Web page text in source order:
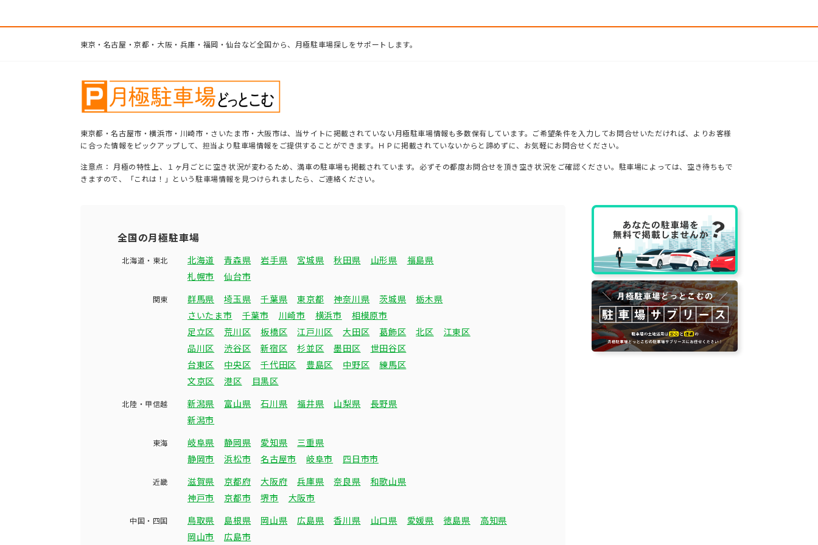
東京・名古屋・京都・大阪・兵庫・福岡・仙台など全国から、月極駐車場探しをサポートします。
東京都・名古屋市・横浜市・川崎市・さいたま市・大阪市は、当サイトに掲載されていない月極駐車場情報も多数保有しています。ご希望条件を入力してお問合せいただければ、よりお客様
に合った情報をピックアップして、担当より駐車場情報をご提供することができます。ＨＰに掲載されていないからと諦めずに、お気軽にお問合せください。
注意点： 月極の特性上、１ヶ月ごとに空き状況が変わるため、満車の駐車場も掲載されています。必ずその都度お問合せを頂き空き状況をご確認ください。駐車場によっては、空き待ちもで
きますので、「これは！」という駐車場情報を見つけられましたら、ご連絡ください。
全国の月極駐車場
北海道・東北 北海道 青森県 岩手県 宮城県 秋田県 山形県
福島県
札幌市
仙台市
関東 群馬県 埼玉県 千葉県 東京都 神奈川県 茨城県
栃木県
さいたま市
千葉市 川崎市 横浜市
相模原市
足立区
荒川区 板橋区 江戸川区 大田区 葛飾区 北区
江東区
品川区
渋谷区 新宿区 杉並区 墨田区
世田谷区
台東区
中央区 千代田区 豊島区 中野区
練馬区
文京区
港区 目黒区
北陸・甲信越 新潟県 富山県 石川県 福井県 山梨県
長野県
新潟市
東海 岐阜県 静岡県 愛知県
三重県
静岡市
浜松市 名古屋市 岐阜市 四日市市
近畿 滋賀県 京都府 大阪府 兵庫県 奈良県
和歌山県
神戸市
京都市 堺市 大阪市
中国・四国 鳥取県 島根県 岡山県 広島県 香川県 山口県 愛媛県 徳島県
高知県
岡山市
広島市